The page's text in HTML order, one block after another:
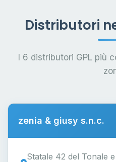
Distributori
I 6 distributori GPL più
zenia & giusy s.n.c.
Statale 42 del Tonale